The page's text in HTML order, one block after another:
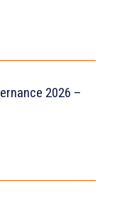
2026 –